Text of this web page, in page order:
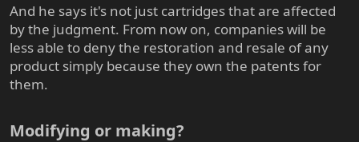
And he says it's not just cartridges that are affected
by the judgment. From now on, companies will be
less able to deny the restoration and resale of any
product simply because they own the patents for
them.
Modifying or making?​